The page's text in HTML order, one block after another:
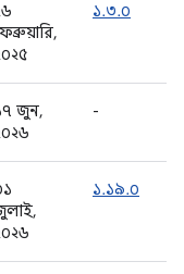
১.৩.০
জুন,
-
১.১৯.০